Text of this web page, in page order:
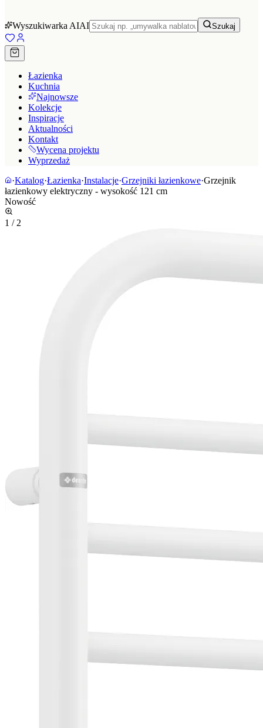
Wyszukiwarka AIAI Szukaj
Łazienka
Kuchnia
Najnowsze
Kolekcje
Inspiracje
Aktualności
Kontakt
Wycena projektu
Wyprzedaż
·Katalog·Łazienka·Instalacje·Grzejniki łazienkowe·Grzejnik
łazienkowy elektryczny - wysokość 121 cm
Nowość
1 / 2